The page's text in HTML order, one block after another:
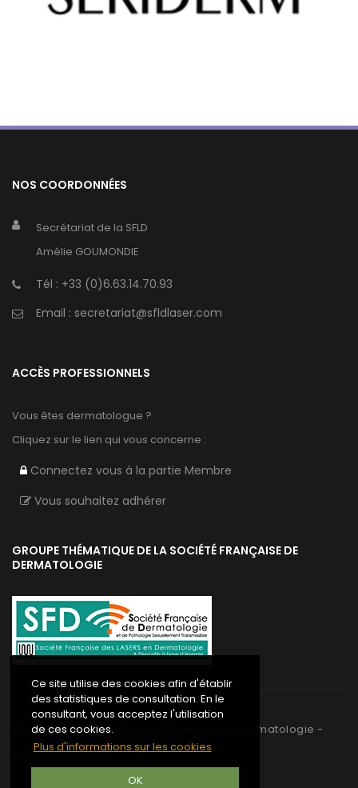
Ce site utilise des cookies afin d'établir
des statistiques de consultation. En le
consultant, vous acceptez l'utilisation
de ces cookies.
Plus d'informations sur les cookies
OK
NOS COORDONNÉES
Secrétariat de la SFLD
Amélie GOUMONDIE
Tél : +33 (0)6.63.14.70.93
Email : secretariat@sfldlaser.com
ACCÈS PROFESSIONNELS
Vous êtes dermatologue ?
Cliquez sur le lien qui vous concerne :
Connectez vous à la partie Membre
Vous souhaitez adhérer
GROUPE THÉMATIQUE DE LA SOCIÉTÉ FRANÇAISE DE
DERMATOLOGIE
2020Société Française des Lasers en Dermatologie -
Mentions légales